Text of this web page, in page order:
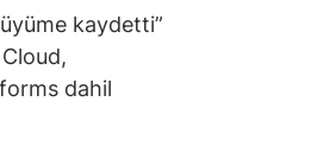
kaydetti”
dahil